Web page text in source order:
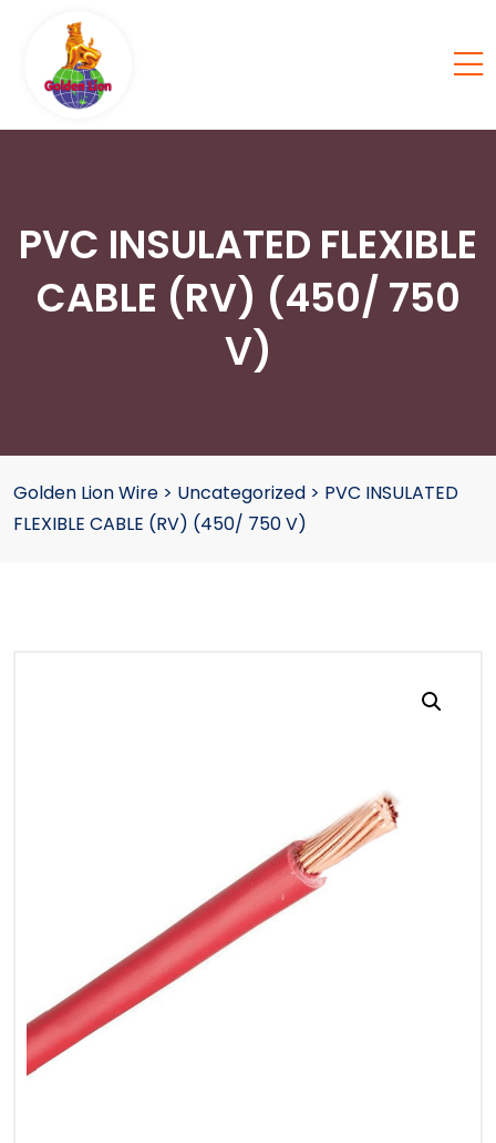
PVC INSULATED FLEXIBLE
CABLE (RV) (450/ 750
V)
Golden Lion Wire > Uncategorized > PVC INSULATED
FLEXIBLE CABLE (RV) (450/ 750 V)